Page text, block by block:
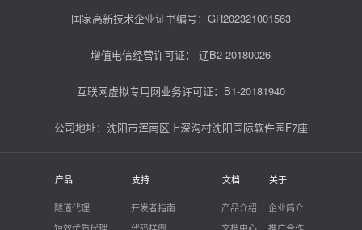
国家高新技术企业证书编号：GR202321001563
增值电信经营许可证：辽B2-20180026
互联网虚拟专用网业务许可证：B1-20181940
公司地址：沈阳市浑南区上深沟村沈阳国际软件园F7座
产品
隧道代理
支持
开发者指南
文档
产品介绍
关于
企业简介